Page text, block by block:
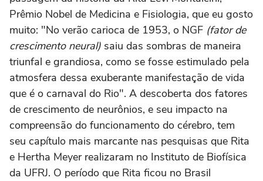
Prêmio Nobel de Medicina e Fisiologia, que eu gosto
muito: "No verão carioca de 1953, o NGF (fator de
crescimento neural) saiu das sombras de maneira
triunfal e grandiosa, como se fosse estimulado pela
atmosfera dessa exuberante manifestação de vida
que é o carnaval do Rio". A descoberta dos fatores
de crescimento de neurônios, e seu impacto na
compreensão do funcionamento do cérebro, tem
seu capítulo mais marcante nas pesquisas que Rita
e Hertha Meyer realizaram no Instituto de Biofísica
da UFRJ. O período que Rita ficou no Brasil